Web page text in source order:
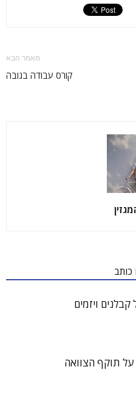
מאמר הבא
קורס עבודה בגובה
כותב
קבלנים ויזמים
תוקף הצוואה